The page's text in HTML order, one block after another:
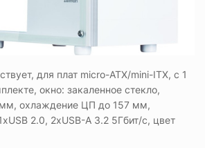
для плат micro-ATX/mini-ITX, с 1
окно: закаленное стекло,
охлаждение ЦП до 157 мм,
2.0, 2xUSB-A 3.2 5Гбит/с, цвет